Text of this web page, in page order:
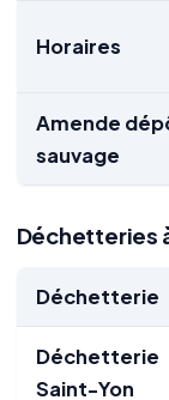
Horaires
Amende
sauvage
Déchetteries
Déchetterie
Déchetterie
Saint-Yon